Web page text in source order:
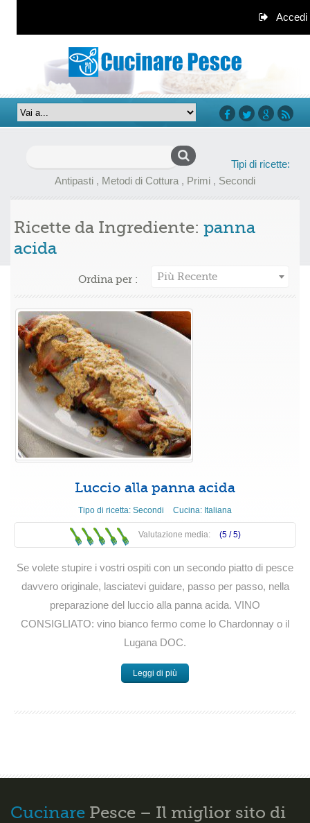
Accedi
Tipi di ricette:
Antipasti , Metodi di Cottura , Primi , Secondi
Ricette da Ingrediente: panna
acida
Ordina per : Più Recente
Luccio alla panna acida
Tipo di ricetta: Secondi Cucina: Italiana
Valutazione media: (5 /5)
Se volete stupire i vostri ospiti con un secondo piatto di pesce
davvero originale, lasciatevi guidare, passo per passo, nella
preparazione del luccio alla panna acida. VINO
CONSIGLIATO: vino bianco fermo come lo Chardonnay o il
Lugana DOC.
Leggi di più
Cucinare Pesce – Il miglior sito di